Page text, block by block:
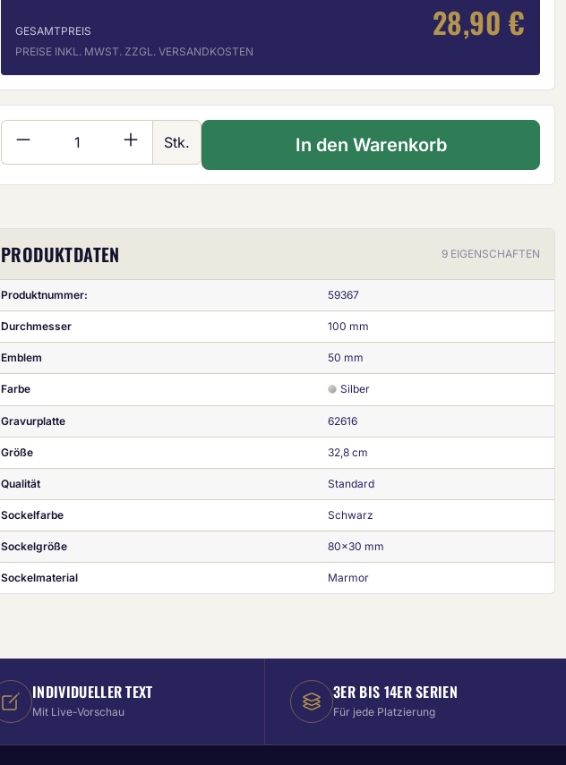
GESAMTPREIS 28,90 €
PREISE INKL. MWST. ZZGL. VERSANDKOSTEN
Produkt Anzahl: Gib den gewünschten Wert ein oder
Stk. In den Warenkorb
PRODUKTDATEN 9 EIGENSCHAFTEN
Produktnummer: 59367
Durchmesser 100 mm
Emblem 50 mm
Farbe Silber
Gravurplatte 62616
Größe 32,8 cm
Qualität Standard
Sockelfarbe Schwarz
Sockelgröße 80x30 mm
Sockelmaterial Marmor
INDIVIDUELLER TEXT
Mit Live-Vorschau
3ER BIS 14ER SERIEN
Für jede Platzierung